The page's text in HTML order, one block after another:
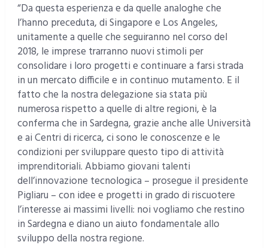
“Da questa esperienza e da quelle analoghe che
l’hanno preceduta, di Singapore e Los Angeles,
unitamente a quelle che seguiranno nel corso del
2018, le imprese trarranno nuovi stimoli per
consolidare i loro progetti e continuare a farsi strada
in un mercato difficile e in continuo mutamento. E il
fatto che la nostra delegazione sia stata più
numerosa rispetto a quelle di altre regioni, è la
conferma che in Sardegna, grazie anche alle Università
e ai Centri di ricerca, ci sono le conoscenze e le
condizioni per sviluppare questo tipo di attività
imprenditoriali. Abbiamo giovani talenti
dell’innovazione tecnologica – prosegue il presidente
Pigliaru – con idee e progetti in grado di riscuotere
l’interesse ai massimi livelli: noi vogliamo che restino
in Sardegna e diano un aiuto fondamentale allo
sviluppo della nostra regione.